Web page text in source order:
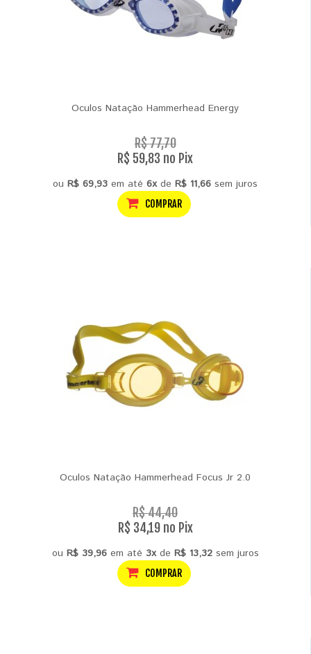
Oculos Natação Hammerhead Energy
R$ 77,70
R$ 59,83 no Pix
ou R$ 69,93 em até 6xde R$ 11,66 sem juros
COMPRAR
Oculos Natação Hammerhead Focus Jr 2.0
R$ 44,40
R$ 34,19 no Pix
ou R$ 39,96em até 3xde R$ 13,32sem juros
COMPRAR